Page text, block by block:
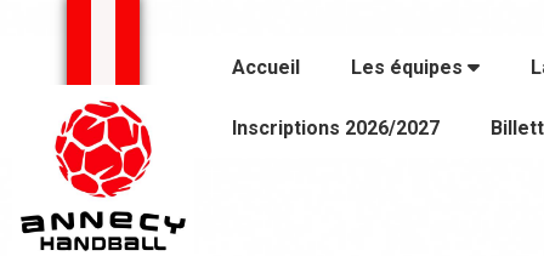
Accueil Les équipes
Inscriptions 2026/2027